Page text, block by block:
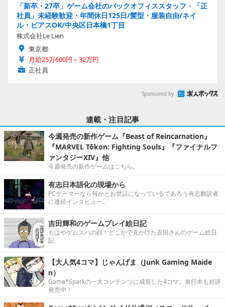
「新卒・27卒」ゲーム会社のバックオフィススタッフ・「正
社員」未経験歓迎・年間休日125日/髪型・服装自由/ネイ
ル・ピアスOK/中央区日本橋1丁目
株式会社Le Lien
東京都
月給25万600円～32万円
正社員
Sponsored by
連載・注目記事
今週発売の新作ゲーム『Beast of Reincarnation』
『MARVEL Tōkon: Fighting Souls』『ファイナルフ
ァンタジーXIV』他
今週発売の新作ゲームはこちら。
有志日本語化の現場から
PCゲーマーなら何かとお世話になっているであろう有志翻訳者
に連続インタビュー。
吉田輝和のゲームプレイ絵日記
もはやゲムスパの顔！どこかで見かけた吉田さんのゲーム絵日
記
【大人気4コマ】じゃんげま（Junk Gaming Maide
n）
Game*Sparkの一大コンテンツに成長した4コマ。単行本も好評
発売中！